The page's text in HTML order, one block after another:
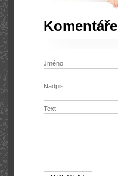
Komentáře
Jméno:
Nadpis:
Text: